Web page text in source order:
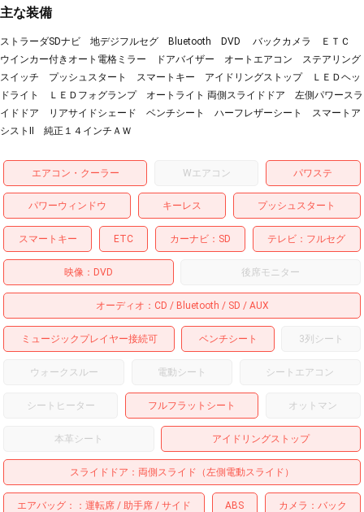
主な装備
ストラーダSDナビ 地デジフルセグ Bluetooth DVD バックカメラ ＥＴＣ
ウインカー付きオート電格ミラー ドアバイザー オートエアコン ステアリング
スイッチ プッシュスタート スマートキー アイドリングストップ ＬＥＤヘッ
ドライト ＬＥＤフォグランプ オートライト 両側スライドドア 左側パワースラ
イドドア リアサイドシェード ベンチシート ハーフレザーシート スマートア
シストⅡ 純正１４インチＡＷ
エアコン・クーラー Wエアコン パワステ
パワーウィンドウ キーレス プッシュスタート
スマートキー ETC カーナビ SD テレビ フルセグ
映像 DVD 後席モニター
オーディオ CD Bluetooth SD AUX
ミュージックプレイヤー接続可 ベンチシート 3列シート
ウォークスルー 電動シート シートエアコン
シートヒーター フルフラットシート オットマン
本革シート アイドリングストップ
スライドドア 両側スライド（左側電動スライド）
エアバッグ： 運転席 助手席 サイド ABS カメラ バック